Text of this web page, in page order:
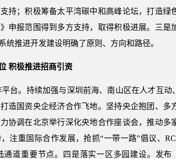
持；积极筹备太平湾碳中和高峰论坛，打造
申报范围得到多方支持，取得积极进展。三
统推进开发建设明确了原则、方向和路径。
积极推进招商引资
台。持续加强与深圳前海、南山区在人才互
造国资央企经济合作飞地。坚持央企抱团、
协调在北京举行深化央地合作座谈会，推动
注重国际合作发展，抢抓“一带一路”倡议、
道重要节点。四是落实一区多园建设。发布